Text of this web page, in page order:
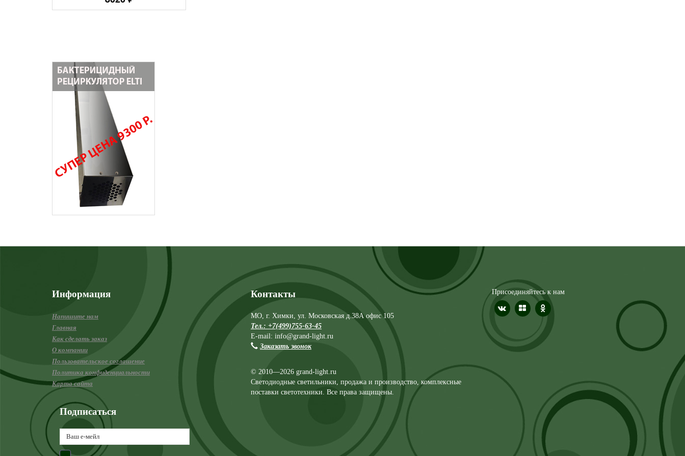
Информация
Напишите нам
Главная
Как сделать заказ
О компании
Пользовательское соглашение
Политика конфиденциальности
Карта сайта
Контакты
МО, г. Химки, ул. Московская д.38А офис 105
Тел.: +7(499)755-63-45
E-mail: info@grand-light.ru
Заказать звонок
© 2010—2026 grand-light.ru
Светодиодные светильники, продажа и производство, комплексные
поставки светотехники. Все права защищены.
Присоединяйтесь к нам
Подписаться